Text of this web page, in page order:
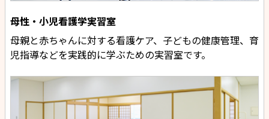
母性・小児看護学実習室
母親と赤ちゃんに対する看護ケア、子どもの健康管理、育
児指導などを実践的に学ぶための実習室です。